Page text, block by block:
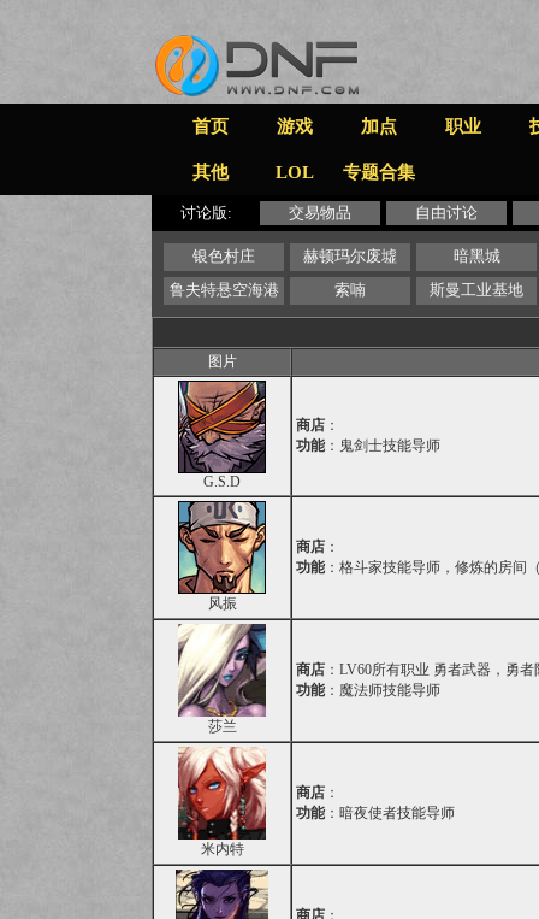
首页 游戏 加点 职业
其他 LOL 专题合集
讨论版: 交易物品 自由讨论
银色村庄 赫顿玛尔废墟
暗黑城
鲁夫特悬空海港
索喃 斯曼工业基地
图片
G.S.D
商店 ：
功能：鬼剑士技能导师
风振
商店 ：
功能：格斗家技能导师，修炼的房间
莎兰
商店 ：LV60所有职业 勇者武器，勇
功能：魔法师技能导师
米内特
商店 ：
功能：暗夜使者技能导师
商店 ：